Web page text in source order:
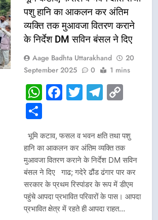
पशु हानि का आकलन कर अंतिम
व्यक्ति तक मुआवजा वितरण कराने
के निर्देश DM सविन बंसल ने दिए
Aage Badhta Uttarakhand
20
September 2025
0 1 mins
WhatsApp
Facebook
Twitter
Share
भूमि कटाव, फसल व भवन क्षति तथा पशु
हानि का आकलन कर अंतिम व्यक्ति तक
मुआवजा वितरण कराने के निर्देश DM सविन
बंसल ने दिए गाढ; गदेरे ढौंड ढंगार पार कर
सरकार के प्रथम रिस्पांडर के रूप में डीएम
पहुंचे आपदा प्रभावित परिवारों के पास। आपदा
प्रभावित क्षेत्र में रहते ही आपदा राहत…